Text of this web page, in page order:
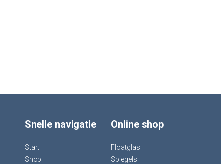
Snelle navigatie
Start
Shop
Online shop
Floatglas
Spiegels